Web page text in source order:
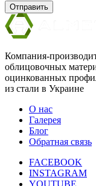
Отправить
Компания-
облицовочных
оцинкованных
из стали в Украине
О нас
Галерея
Блог
Обратная связь
FACEBOOK
INSTAGRAM